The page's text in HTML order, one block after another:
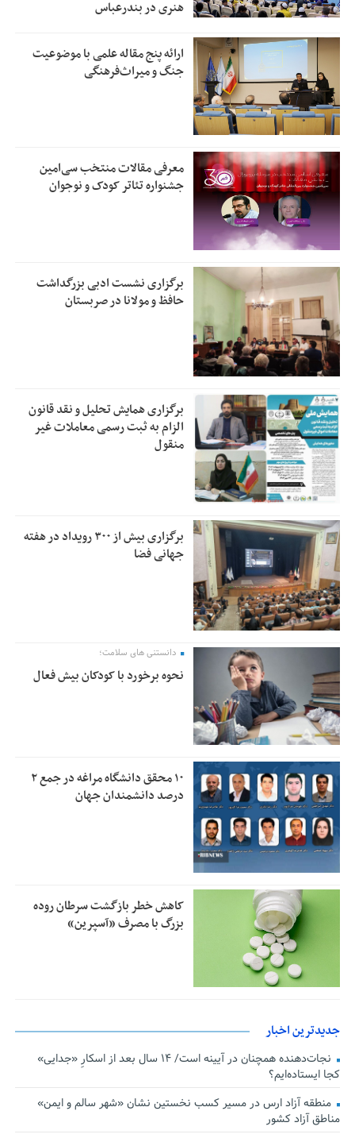
هنری در بندرعباس
ارائه پنج مقاله علمی با موضوعیت
جنگ و میراث‌فرهنگی
معرفی مقالات منتخب سی‌امین
جشنواره تئاتر کودک و نوجوان
برگزاری نشست ادبی بزرگداشت
حافظ و مولانا در صربستان
برگزاری همایش تحلیل و نقد قانون
الزام به ثبت رسمی معاملات غیر
منقول
برگزاری بیش از ۳۰۰ رویداد در هفته
جهانی فضا
دانستنی های سلامت؛
نحوه برخورد با کودکان بیش فعال
۱۰ محقق دانشگاه مراغه در جمع ۲
درصد دانشمندان جهان
کاهش خطر بازگشت سرطان روده
بزرگ با مصرف «آسپرین»
جدیدترین اخبار
نجات‌دهنده‌ همچنان در آیینه است/ ۱۴ سال بعد از اسکارِ «جدایی»
کجا ایستاده‌ایم؟
منطقه آزاد ارس در مسیر کسب نخستین نشان «شهر سالم و ایمن»
مناطق آزاد کشور